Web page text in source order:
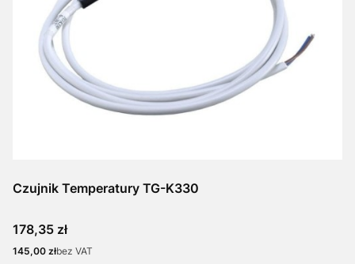
Czujnik Temperatury TG-K330
Cena
178,35 zł
Cena
145,00 złbez VAT